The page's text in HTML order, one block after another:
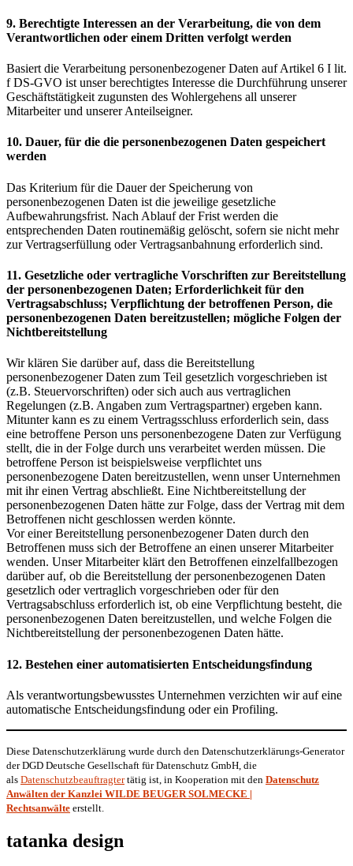
9. Berechtigte Interessen an der Verarbeitung, die von dem
Verantwortlichen oder einem Dritten verfolgt werden
Basiert die Verarbeitung personenbezogener Daten auf Artikel 6 I lit.
f DS-GVO ist unser berechtigtes Interesse die Durchführung unserer
Geschäftstätigkeit zugunsten des Wohlergehens all unserer
Mitarbeiter und unserer Anteilseigner.
10. Dauer, für die die personenbezogenen Daten gespeichert
werden
Das Kriterium für die Dauer der Speicherung von
personenbezogenen Daten ist die jeweilige gesetzliche
Aufbewahrungsfrist. Nach Ablauf der Frist werden die
entsprechenden Daten routinemäßig gelöscht, sofern sie nicht mehr
zur Vertragserfüllung oder Vertragsanbahnung erforderlich sind.
11. Gesetzliche oder vertragliche Vorschriften zur Bereitstellung
der personenbezogenen Daten; Erforderlichkeit für den
Vertragsabschluss; Verpflichtung der betroffenen Person, die
personenbezogenen Daten bereitzustellen; mögliche Folgen der
Nichtbereitstellung
Wir klären Sie darüber auf, dass die Bereitstellung
personenbezogener Daten zum Teil gesetzlich vorgeschrieben ist
(z.B. Steuervorschriften) oder sich auch aus vertraglichen
Regelungen (z.B. Angaben zum Vertragspartner) ergeben kann.
Mitunter kann es zu einem Vertragsschluss erforderlich sein, dass
eine betroffene Person uns personenbezogene Daten zur Verfügung
stellt, die in der Folge durch uns verarbeitet werden müssen. Die
betroffene Person ist beispielsweise verpflichtet uns
personenbezogene Daten bereitzustellen, wenn unser Unternehmen
mit ihr einen Vertrag abschließt. Eine Nichtbereitstellung der
personenbezogenen Daten hätte zur Folge, dass der Vertrag mit dem
Betroffenen nicht geschlossen werden könnte.
Vor einer Bereitstellung personenbezogener Daten durch den
Betroffenen muss sich der Betroffene an einen unserer Mitarbeiter
wenden. Unser Mitarbeiter klärt den Betroffenen einzelfallbezogen
darüber auf, ob die Bereitstellung der personenbezogenen Daten
gesetzlich oder vertraglich vorgeschrieben oder für den
Vertragsabschluss erforderlich ist, ob eine Verpflichtung besteht, die
personenbezogenen Daten bereitzustellen, und welche Folgen die
Nichtbereitstellung der personenbezogenen Daten hätte.
12. Bestehen einer automatisierten Entscheidungsfindung
Als verantwortungsbewusstes Unternehmen verzichten wir auf eine
automatische Entscheidungsfindung oder ein Profiling.
Diese Datenschutzerklärung wurde durch den Datenschutzerklärungs-Generator
der DGD Deutsche Gesellschaft für Datenschutz GmbH, die
als Datenschutzbeauftragtertätig ist, in Kooperation mit den Datenschutz
Anwälten der Kanzlei WILDE BEUGER SOLMECKE |
Rechtsanwälte erstellt.
tatanka design